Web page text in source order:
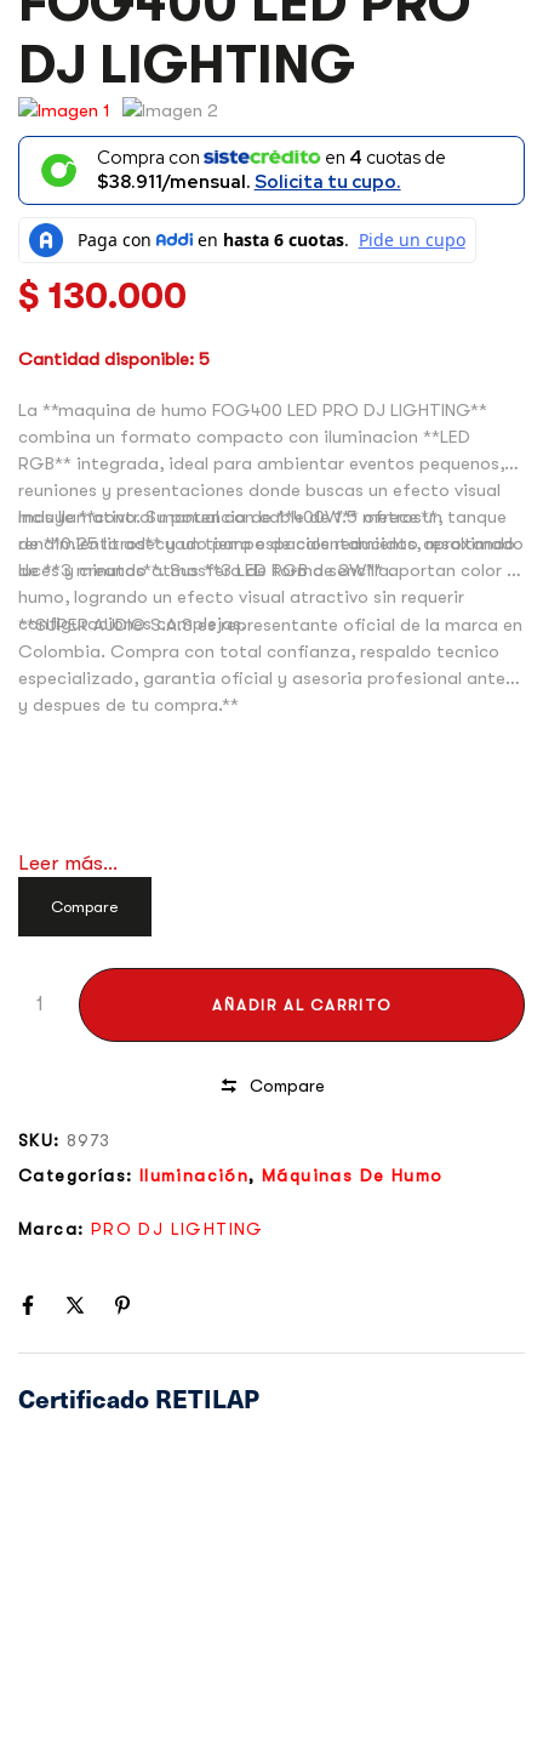
DJ LIGHTING
Compra con en 4 cuotas de
$38.911/mensual. Solicita tu cupo.
$ 130.000
Cantidad disponible: 5
La **maquina de humo FOG400 LED PRO DJ LIGHTING**
combina un formato compacto con iluminacion **LED
RGB** integrada, ideal para ambientar eventos pequenos,
reuniones y presentaciones donde buscas un efecto visual
mas llamativo. Su potencia de **400W** ofrece un
rendimiento adecuado para espacios reducidos, resaltando
luces y creando atmosfera de forma sencilla.
Incluye **control manual con cable de 1.5 metros**, tanque
de **0.25 litros** y un tiempo de calentamiento aproximado
de **3 minutos**. Sus **3 LED RGB de 3W** aportan color al
humo, logrando un efecto visual atractivo sin requerir
configuraciones complejas.
**SUPER AUDIO S.A.S es representante oficial de la marca en
Colombia. Compra con total confianza, respaldo tecnico
especializado, garantia oficial y asesoria profesional antes
y despues de tu compra.**
Leer más...
Compare
FOG400
LED
DJ
LIGHTING
CANTIDAD
AÑADIR AL CARRITO
Compare
SKU: 8973
Categorías: Iluminación, Máquinas De Humo
Marca: PRO DJ LIGHTING
Certificado RETILAP